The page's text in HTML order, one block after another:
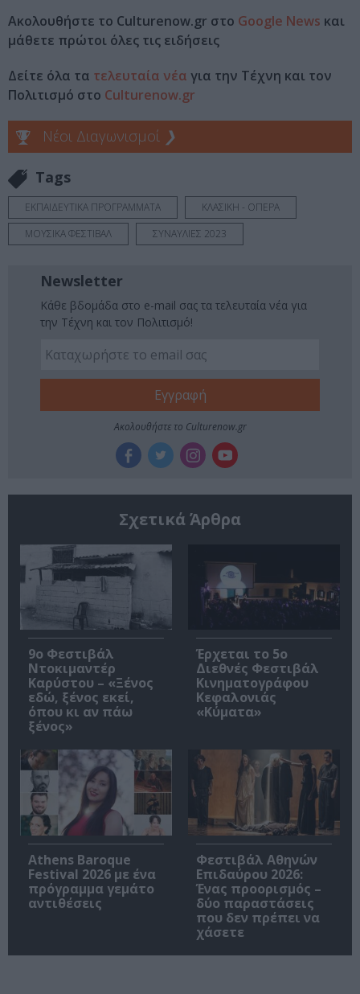
Ακολουθήστε το Culturenow.gr στο Google News και
μάθετε πρώτοι όλες τις ειδήσεις
Δείτε όλα τα τελευταία νέα για την Τέχνη και τον
Πολιτισμό στο Culturenow.gr
Νέοι Διαγωνισμοί ❯
Tags
ΕΚΠΑΙΔΕΥΤΙΚΑ ΠΡΟΓΡΑΜΜΑΤΑ
ΚΛΑΣΙΚΗ - ΟΠΕΡΑ
ΜΟΥΣΙΚΑ ΦΕΣΤΙΒΑΛ
ΣΥΝΑΥΛΙΕΣ 2023
Newsletter
Κάθε βδομάδα στο e-mail σας τα τελευταία νέα για
την Τέχνη και τον Πολιτισμό!
Ακολουθήστε το Culturenow.gr
Σχετικά Άρθρα
9ο Φεστιβάλ
Ντοκιμαντέρ
Καρύστου – «Ξένος
εδώ, ξένος εκεί,
όπου κι αν πάω
ξένος»
Έρχεται το 5ο
Διεθνές Φεστιβάλ
Κινηματογράφου
Κεφαλονιάς
«Κύματα»
Athens Baroque
Festival 2026 με ένα
πρόγραμμα γεμάτο
αντιθέσεις
Φεστιβάλ Αθηνών
Επιδαύρου 2026:
Ένας προορισμός –
δύο παραστάσεις
που δεν πρέπει να
χάσετε